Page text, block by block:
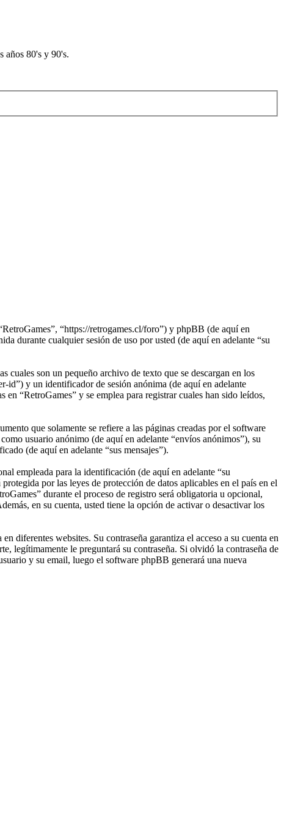
años 80's y 90's.
“https://retrogames.cl/foro”) y phpBB (de aquí en
durante cualquier sesión de uso por usted (de aquí en adelante “su
son un pequeño archivo de texto que se descargan en los
id”) y un identificador de sesión anónima (de aquí en adelante
“RetroGames” y se emplea para registrar cuales han sido leídos,
que solamente se refiere a las páginas creadas por el software
usuario anónimo (de aquí en adelante “envíos anónimos”), su
(de aquí en adelante “sus mensajes”).
empleada para la identificación (de aquí en adelante “su
por las leyes de protección de datos aplicables en el país en el
durante el proceso de registro será obligatoria u opcional,
en su cuenta, usted tiene la opción de activar o desactivar los
diferentes websites. Su contraseña garantiza el acceso a su cuenta en
legítimamente le preguntará su contraseña. Si olvidó la contraseña de
y su email, luego el software phpBB generará una nueva